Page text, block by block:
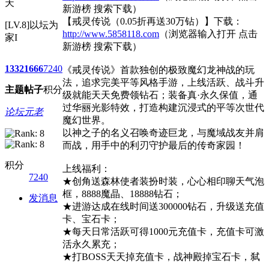
天
[LV.8]以坛为
家I
1332
主题
1666
帖子
7240
积分
论坛元老
积分
7240
发消息
新游榜 搜索下载）
【戒灵传说（0.05折再送30万钻）】下载：
http://www.5858118.com （浏览器输入打开 点击
新游榜 搜索下载）
《戒灵传说》首款独创的极致魔幻龙神战的玩
法，追求完美平等风格手游，上线活跃、战斗升
级就能天天免费领钻石；装备真·永久保值，通
过华丽光影特效，打造构建沉浸式的平等次世代
魔幻世界。
以神之子的名义召唤奇迹巨龙，与魔域战友并肩
而战，用手中的利刃守护最后的传奇家园！
上线福利：
★创角送森林使者装扮时装，心心相印聊天气泡
框，8888魔晶、18888钻石；
★进游达成在线时间送300000钻石，升级送充值
卡、宝石卡；
★每天日常活跃可得1000元充值卡，充值卡可激
活永久累充；
★打BOSS天天掉充值卡，战神殿掉宝石卡，弑